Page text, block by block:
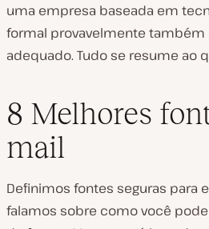
uma empresa baseada em
formal provavelmente também
adequado. Tudo se resume ao
8 Melhores
mail
Definimos fontes seguras para
falamos sobre como você